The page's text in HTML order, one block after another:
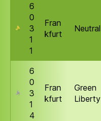
6
0
3
1
1
Fran
kfurt
Neutral
6
0
3
1
4
Fran
kfurt
Green
Liberty